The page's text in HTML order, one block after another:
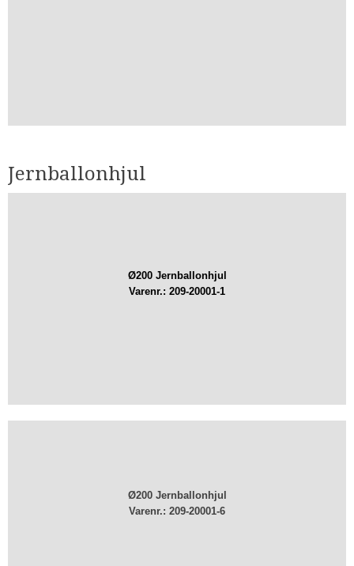
Jernballonhjul​
Ø200 Jernballonhjul
Varenr.: 209-20001-1
Ø200 Jernballonhjul
Varenr.: ​209-20001-6